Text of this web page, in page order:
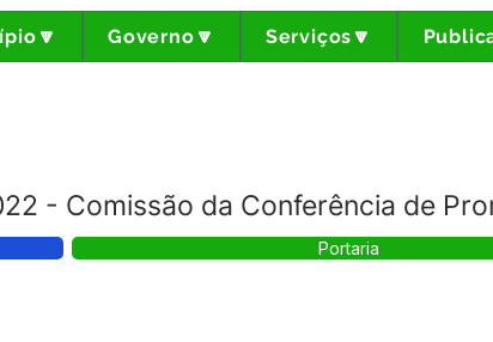
Governo🔽 Serviços🔽
- Comissão da Conferência de
Portaria